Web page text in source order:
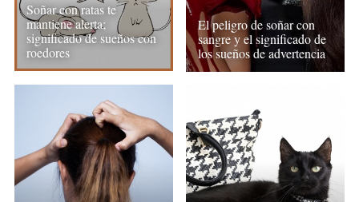
Soñar con ratas te
mantiene alerta;
significado de sueños con
roedores
El peligro de soñar con
sangre y el significado de
los sueños de advertencia